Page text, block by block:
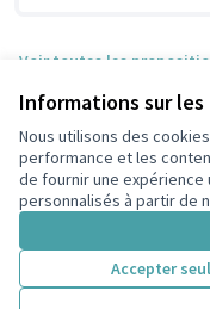
Informations sur
Nous utilisons des
performance et les
de fournir une
personnalisés à partir de
Accepter
Voir toutes les
Conditions d'utilisation
Paramètres des cookies
participons.colombes.fr
(Lien externe)